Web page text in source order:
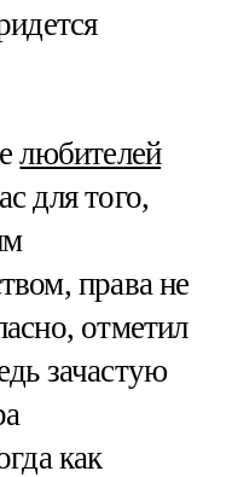
любителей
для того,
права не
отметил
зачастую
как